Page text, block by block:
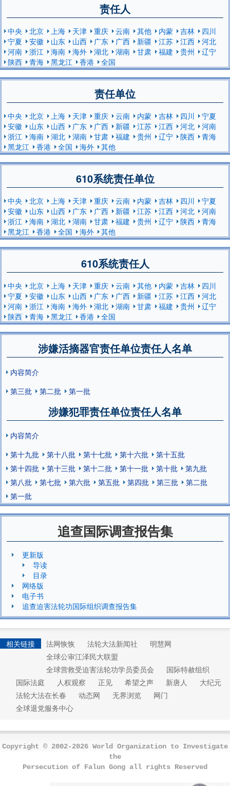
责任人
中央 北京 上海 天津 重庆 云南 其他 内蒙 吉林
四川
宁夏
安徽 山东 山西 广东 广西 新疆 江苏 江西
河北
河南
浙江 海南 海外 湖北 湖南 甘肃 福建 贵州
辽宁
陕西
青海 黑龙江 香港 全国
责任单位
中央 北京 上海 天津 重庆 云南 内蒙 吉林 四川
宁夏
安徽
山东 山西 广东 广西 新疆 江苏 江西 河北
河南
浙江
海南 湖北 湖南 甘肃 福建 贵州 辽宁 陕西
青海
黑龙江
香港 全国 海外 其他
610系统责任单位
中央 北京 上海 天津 重庆 云南 内蒙 吉林 四川
宁夏
安徽
山东 山西 广东 广西 新疆 江苏 江西 河北
河南
浙江
海南 湖北 湖南 甘肃 福建 贵州 辽宁 陕西
青海
黑龙江
香港 全国 海外 其他
610系统责任人
中央 北京 上海 天津 重庆 云南 其他 内蒙 吉林
四川
宁夏
安徽 山东 山西 广东 广西 新疆 江苏 江西
河北
河南
浙江 海南 海外 湖北 湖南 甘肃 福建 贵州
辽宁
陕西
青海 黑龙江 香港 全国
涉嫌活摘器官责任单位责任人名单
内容简介
第三批
第二批 第一批
涉嫌犯罪责任单位责任人名单
内容简介
第十九批
第十八批 第十七批 第十六批
第十五批
第十四批
第十三批 第十二批 第十一批 第十批
第九批
第八批
第七批 第六批 第五批 第四批 第三批
第二批
第一批
追查国际调查报告集
更新版
导读
目录
网络版
电子书
追查迫害法轮功国际组织调查报告集
相关链接 法网恢恢 法轮大法新闻社
明慧网
全球公审江泽民大联盟
全球营救受迫害法轮功学员委员会
国际特赦组织
国际法庭
人权观察 正见 希望之声 新唐人
大纪元
法轮大法在长春
动态网 无界浏览
网门
全球退党服务中心
Copyright © 2002-2026 World Organization to Investigate
the
Persecution of Falun Gong all rights Reserved